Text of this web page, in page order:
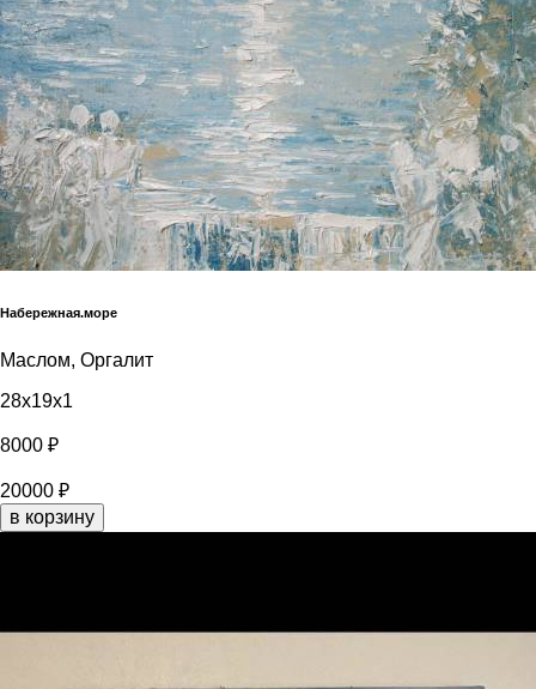
Набережная.море
Маслом, Оргалит
28x19x1
8000 ₽
20000 ₽
в корзину